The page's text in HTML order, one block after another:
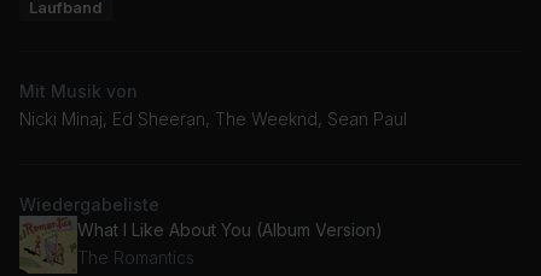
Laufband
Mit Musik von
Nicki Minaj, Ed Sheeran, The Weeknd, Sean Paul
Wiedergabeliste
What I Like About You (Album Version)
The Romantics